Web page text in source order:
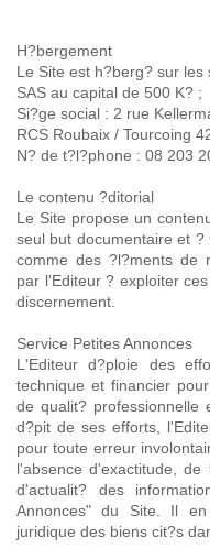
H?bergement
Le Site est h?berg? sur les
SAS au capital de 500 K? ;
Si?ge social : 2 rue
RCS Roubaix / Tourcoing
N? de t?l?phone : 08 203
Le contenu ?ditorial
Le Site propose un
seul but documentaire et
comme des ?l?ments de
par l'Editeur ? exploiter
discernement.
Service Petites Annonces
L'Editeur d?ploie des
technique et financier
de qualit? professionnelle
d?pit de ses efforts,
pour toute erreur
l'absence d'exactitude, de
d'actualit? des
Annonces" du Site. Il
juridique des biens cit?s